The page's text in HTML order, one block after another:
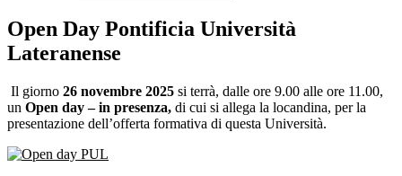
Open Day Pontificia Università
Lateranense
Il giorno 26 novembre 2025 si terrà, dalle ore 9.00 alle ore 11.00,
un Open day – in presenza, di cui si allega la locandina, per la
presentazione dell’offerta formativa di questa Università.